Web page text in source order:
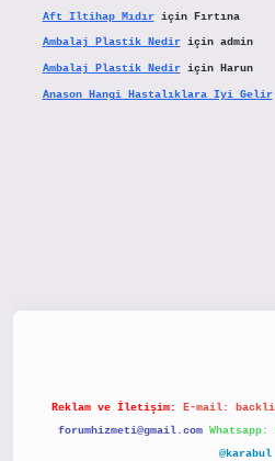
Aft Iltihap Mıdıriçin Fırtına
Ambalaj Plastik Nediriçin admin
Ambalaj Plastik Nediriçin Harun
Anason Hangi Hastalıklara Iyi Gelir
Reklam ve İletişim: E-mail:
forumhizmeti@gmail.com Whatsapp:
@karabul